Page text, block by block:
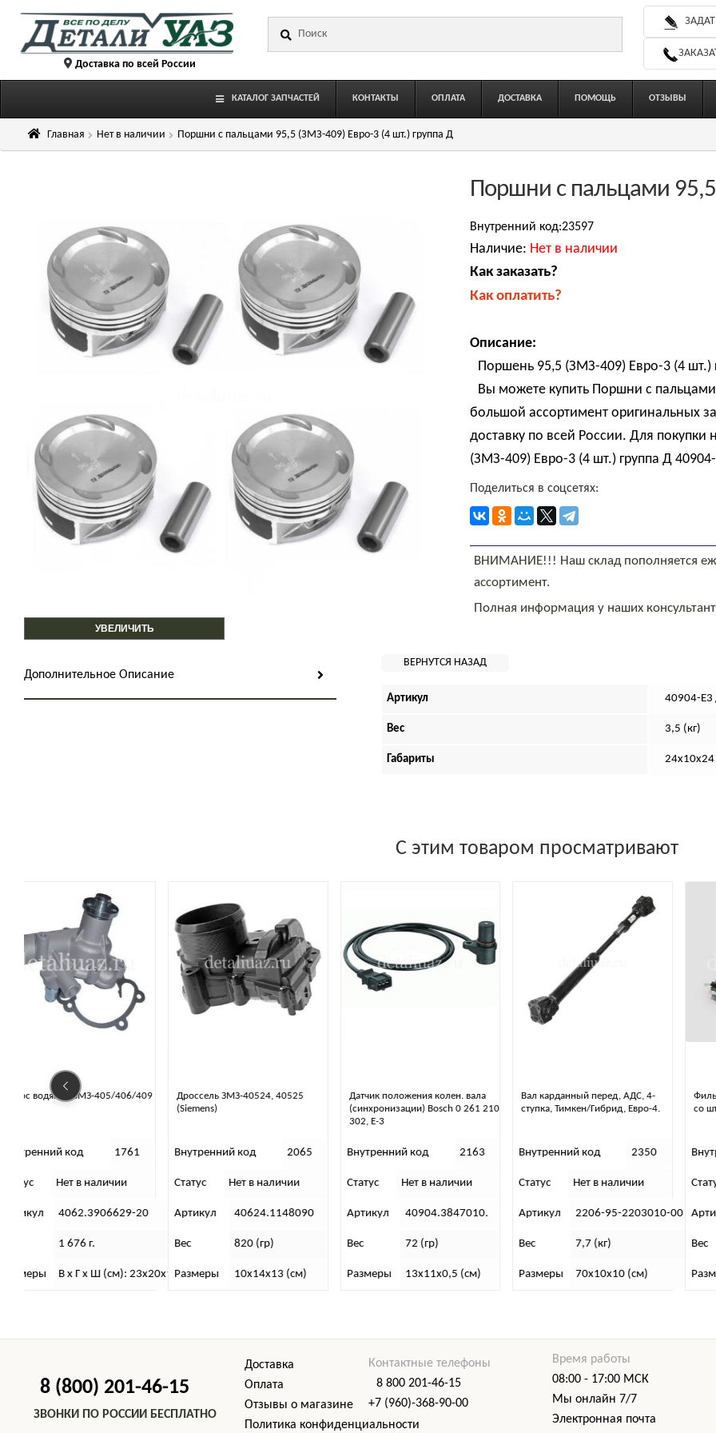
Перейти
Перейти
содержимому Доставка по всей России
КАТАЛОГ ЗАПЧАСТЕЙ КОНТАКТЫ ОПЛАТА ДОСТАВКА ПОМОЩЬ ОТЗЫВЫ
Главная Нет в наличии Поршни с пальцами 95,5 (ЗМЗ-409) Евро-3 (4 шт.) группа Д
УВЕЛИЧИТЬ
Поршни с пальцами
Внутренний код:23597
Наличие: Нет в наличии
Как заказать?
Как оплатить?
Описание:
Поршень 95,5 (ЗМЗ-409) Евро-3 (4 шт.)
Вы можете купить Поршни с
большой ассортимент оригинальных
доставку по всей России. Для
(ЗМЗ-409) Евро-3 (4 шт.) группа Д
Поделиться в соцсетях:
ВНИМАНИЕ!!! Наш склад пополняется
ассортимент.
Полная информация у наших
Дополнительное Описание
Артикул 40904-Е3
Вес 3,5 (кг)
Габариты
С этим товаром просматривают
Дроссель ЗМЗ-40524, 40525
Внутренний код
Статус Нет в наличии
Артикул 40624.1148090
Размеры 10х14х13 (см)
Датчик положения колен. вала
(синхронизации) Bosch 0 261 210
Внутренний код
Статус Нет в наличии
Артикул 40904.3847010.
72 (гр)
Размеры 13х11х0,5 (см)
Вал карданный перед, АДС, 4-
ступка, Тимкен/Гибрид, Евро-4.
Внутренний код
Статус Нет в наличии
Артикул 2206-95-2203010-00
7,7 (кг)
Размеры 70х10х10 (см)
Фильтр грубой очистки топлива
со штуцером в сборе 3160
Внутренний код
Статус Нет в наличии
Артикул 3160-10-1105009-00
1 467 г.
Размеры В х Г х Ш (см):
8 (800) 201-46-15
ЗВОНКИ ПО РОССИИ БЕСПЛАТНО
Доставка
Оплата
Отзывы о магазине
Политика конфиденциальности
Контактные телефоны
8 800 201-46-15
+7 (960)-368-90-00
Время работы
08:00 - 17:00 МСК
Мы онлайн 7/7
Электронная почта